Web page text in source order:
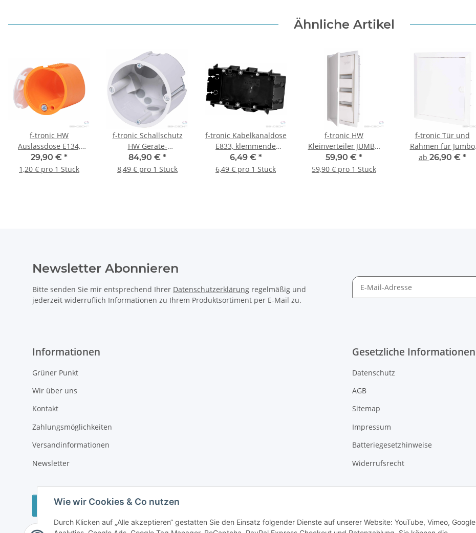
Wie wir Cookies & Co nutzen
Durch Klicken auf „Alle akzeptieren“ gestatten Sie den Einsatz folgender Dienste auf unserer Website: YouTube, Vimeo, Google
Ähnliche Artikel
f-tronic HW
Auslassdose E134,
45mm tief - 25 Stk
29,90 € *
1,20 € pro 1 Stück
f-tronic Schallschutz
HW Geräte-
Verbindungsdose
SP3700, 58mm tief, 10
84,90 € *
8,49 € pro 1 Stück
f-tronic Kabelkanaldose
E833, klemmende
Befestigung, 1 Stück
6,49 € *
6,49 € pro 1 Stück
f-tronic HW
Kleinverteiler JUMBO
HWV36+6ST, mit
Schraubklemme, 3-
59,90 € *
59,90 € pro 1 Stück
f-tronic Tür und
Rahmen für Jumbo
Serie
ab 26,90 € *
Newsletter Abonnieren
Bitte senden Sie mir entsprechend Ihrer Datenschutzerklärung regelmäßig und
jederzeit widerruflich Informationen zu Ihrem Produktsortiment per E-Mail zu.
Informationen
Grüner Punkt
Wir über uns
Kontakt
Zahlungsmöglichkeiten
Versandinformationen
Newsletter
Gesetzliche Informationen
Datenschutz
AGB
Sitemap
Impressum
Batteriegesetzhinweise
Widerrufsrecht
Vertrag widerrufen